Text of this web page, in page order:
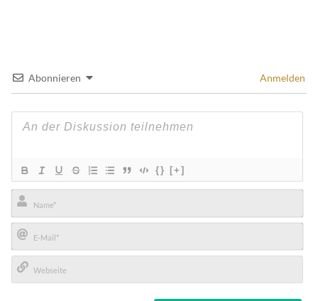
Abonnieren Anmelden
{} [+]
Name*
E-
Mail*